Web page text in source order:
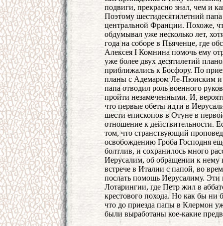
подвиги, прекрасно знал, чем и
Поэтому шестидесятилетний
центральной Франции. Похоже,
обдумывал уже несколько лет,
года на соборе в Пьяченце, где
Алексея I Комнина помочь ему
уже более двух десятилетий
приближались к Босфору. По
планы с Адемаром Ле-Пюиским и
папа отводил роль военного
пройти незамеченными. И,
что первые обеты идти в
шести епископов в Отуне в
отношение к действительности.
том, что странствующий
освобождению Гроба Господня
болтлив, и сохранилось много
Иерусалим, об обращении к нему
встрече в Италии с папой, во
послать помощь Иерусалиму. Эти
Лотарингии, где Петр жил в
крестового похода. Но как бы ни
что до приезда папы в Клермон
были выработаны кое-какие